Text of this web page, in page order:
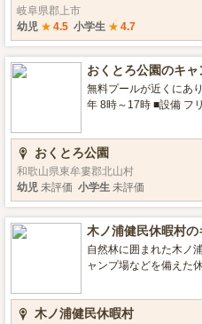
カーエリア, フリーサイトエ
ション 高原, 川遊び, 星空がきれい ■環
らでBBQプラン, 機材
岐阜県郡上市
幼児 ★ 4.5 小学生 ★ 4.7
おくとろ公園のキ
無料プールが近くにあります。 ■営業期間
年 8時～17時 ■設備 フリーサイトエリア,駐車場,トイレ ■
ー
おくとろ公園
和歌山県東牟婁郡北山村
幼児 未評価 小学生 未評価
木ノ浦健民休暇村
自然林に囲まれた木ノ
ャンプ場などを備えた
入り込んだ岩礁地帯が
生物が多くみられます。 釣りにも絶好のポイントです。2
木ノ浦健民休暇村